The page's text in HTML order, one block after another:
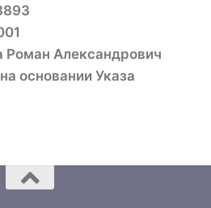
Роман Александрович
основании Указа